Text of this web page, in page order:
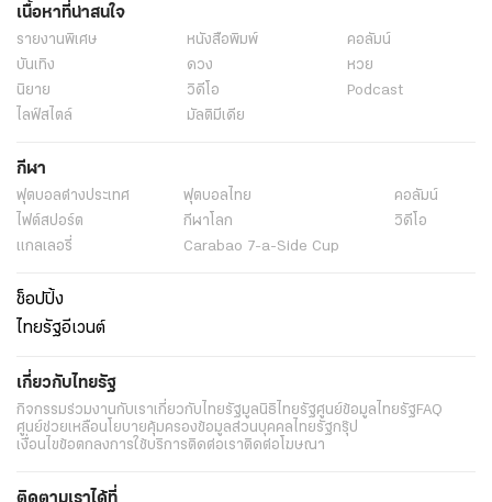
เนื้อหาที่น่าสนใจ
รายงานพิเศษ หนังสือพิมพ์
คอลัมน์
บันเทิง
ดวง
หวย
นิยาย
วิดีโอ
Podcast
ไลฟ์สไตล์
มัลติมีเดีย
กีฬา
ฟุตบอลต่่างประเทศ ฟุตบอลไทย
คอลัมน์
ไฟต์สปอร์ต
กีฬาโลก
วิดีโอ
แกลเลอรี่
Carabao 7-a-Side Cup
ช็อปปิ้ง
ไทยรัฐอีเวนต์
เกี่ยวกับไทยรัฐ
กิจกรรมร่วมงานกับเราเกี่ยวกับไทยรัฐมูลนิธิไทยรัฐศูนย์ข้อมูลไทยรัฐFAQ
ศูนย์ช่วยเหลือนโยบายคุ้มครองข้อมูลส่วนบุคคลไทยรัฐกรุ๊ป
เงื่อนไขข้อตกลงการใช้บริการติดต่อเราติดต่อโฆษณา